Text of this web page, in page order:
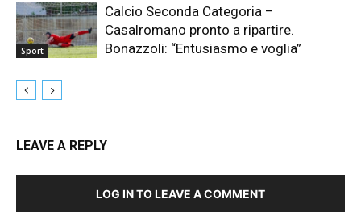
Sport
Calcio Seconda Categoria –
Casalromano pronto a ripartire.
Bonazzoli: “Entusiasmo e voglia”
LEAVE A REPLY
LOG IN TO LEAVE A COMMENT